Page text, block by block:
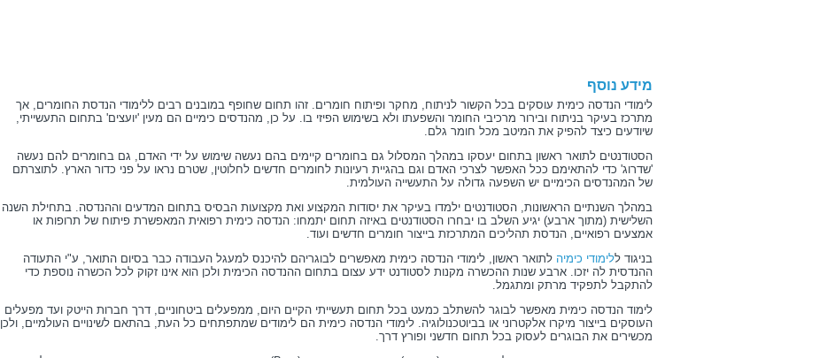
מידע נוסף
לימודי הנדסה כימית עוסקים בכל הקשור לניתוח, מחקר ופיתוח חומרים. זהו תחום שחופף במובנים רבים ללימודי הנדסת החומרים, אך
מתרכז בעיקר בניתוח ובירור מרכיבי החומר והשפעתו ולא בשימוש הפיזי בו. על כן, מהנדסים כימיים הם מעין 'יועצים' בתחום התעשייתי,
שיודעים כיצד להפיק את המיטב מכל חומר גלם.
הסטודנטים לתואר ראשון בתחום יעסקו במהלך המסלול גם בחומרים קיימים בהם נעשה שימוש על ידי האדם, גם בחומרים להם נעשה
'שדרוג' כדי להתאימם ככל האפשר לצרכי האדם וגם בהגיית רעיונות לחומרים חדשים לחלוטין, שטרם נראו על פני כדור הארץ. לתוצרתם
של המהנדסים הכימיים יש השפעה גדולה על התעשייה העולמית.
במהלך השנתיים הראשונות, הסטודנטים ילמדו בעיקר את יסודות המקצוע ואת מקצועות הבסיס בתחום המדעים וההנדסה. בתחילת השנה
השלישית (מתוך ארבע) יגיע השלב בו יבחרו הסטודנטים באיזה תחום יתמחו: הנדסה כימית רפואית המאפשרת פיתוח של תרופות או
אמצעים רפואיים, הנדסת תהליכים המתרכזת בייצור חומרים חדשים ועוד.
בניגוד ללימודי כימיה לתואר ראשון, לימודי הנדסה כימית מאפשרים לבוגריהם להיכנס למעגל העבודה כבר בסיום התואר, ע"י התעודה
ההנדסית לה יזכו. ארבע שנות ההכשרה מקנות לסטודנט ידע עצום בתחום ההנדסה הכימית ולכן הוא אינו זקוק לכל הכשרה נוספת כדי
להתקבל לתפקיד מרתק ומתגמל.
לימוד הנדסה כימית מאפשר לבוגר להשתלב כמעט בכל תחום תעשייתי הקיים היום, ממפעלים ביטחוניים, דרך חברות הייטק ועד מפעלים
העוסקים בייצור מיקרו אלקטרוני או בביוטכנולוגיה. לימודי הנדסה כימית הם לימודים שמתפתחים כל העת, בהתאם לשינויים העולמיים, ולכן
מכשירים את הבוגרים לעסוק בכל תחום חדשני ופורץ דרך.